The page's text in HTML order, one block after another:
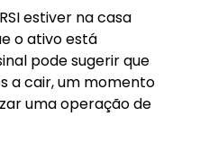
estiver na casa
o ativo está
pode sugerir que
a cair, um momento
uma operação de